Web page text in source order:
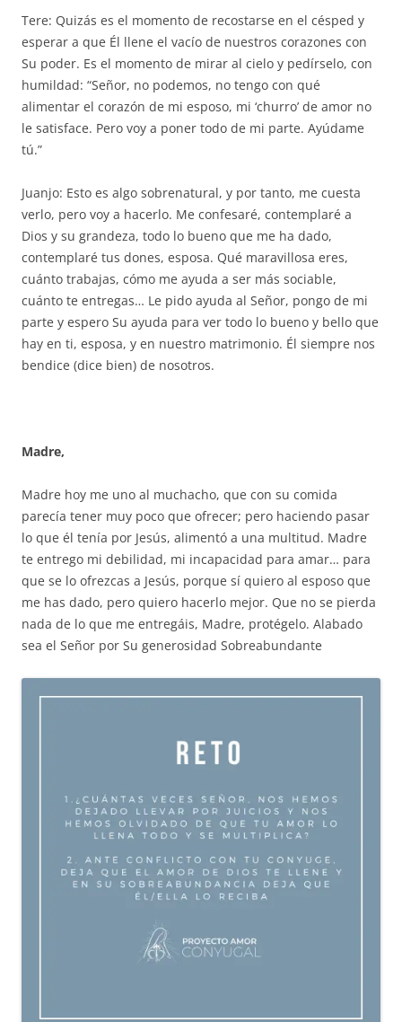
Tere: Quizás es el momento de recostarse en el césped y
esperar a que Él llene el vacío de nuestros corazones con
Su poder. Es el momento de mirar al cielo y pedírselo, con
humildad: “Señor, no podemos, no tengo con qué
alimentar el corazón de mi esposo, mi ‘churro’ de amor no
le satisface. Pero voy a poner todo de mi parte. Ayúdame
tú.”
Juanjo: Esto es algo sobrenatural, y por tanto, me cuesta
verlo, pero voy a hacerlo. Me confesaré, contemplaré a
Dios y su grandeza, todo lo bueno que me ha dado,
contemplaré tus dones, esposa. Qué maravillosa eres,
cuánto trabajas, cómo me ayuda a ser más sociable,
cuánto te entregas… Le pido ayuda al Señor, pongo de mi
parte y espero Su ayuda para ver todo lo bueno y bello que
hay en ti, esposa, y en nuestro matrimonio. Él siempre nos
bendice (dice bien) de nosotros.
Madre,
Madre hoy me uno al muchacho, que con su comida
parecía tener muy poco que ofrecer; pero haciendo pasar
lo que él tenía por Jesús, alimentó a una multitud. Madre
te entrego mi debilidad, mi incapacidad para amar… para
que se lo ofrezcas a Jesús, porque sí quiero al esposo que
me has dado, pero quiero hacerlo mejor. Que no se pierda
nada de lo que me entregáis, Madre, protégelo. Alabado
sea el Señor por Su generosidad Sobreabundante